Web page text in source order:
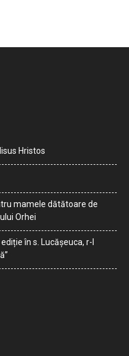
Hristos
mamele dătătoare de
Orhei
în s. Lucășeuca, r-l